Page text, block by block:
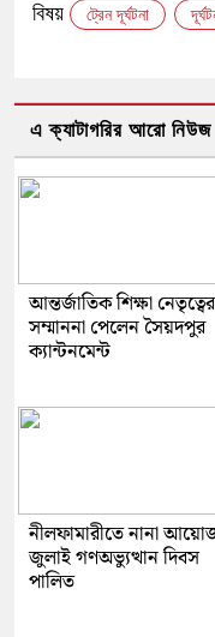
বিষয় ট্রেন দূর্ঘটনা
এ ক্যাটাগরির আরো নিউজ
আন্তর্জাতিক শিক্ষা নেতৃত্বের
সম্মাননা পেলেন সৈয়দপুর
ক্যান্টনমেন্ট
নীলফামারীতে নানা
জুলাই গণঅভ্যুত্থান দিবস
পালিত